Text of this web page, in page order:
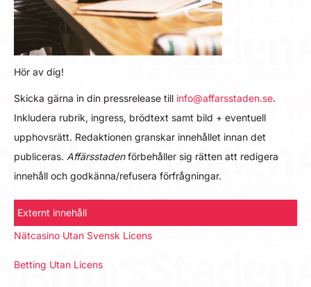
Hör av dig!
Skicka gärna in din pressrelease till info@affarsstaden.se.
Inkludera rubrik, ingress, brödtext samt bild + eventuell
upphovsrätt. Redaktionen granskar innehållet innan det
publiceras. Affärsstadenförbehåller sig rätten att redigera
innehåll och godkänna/refusera förfrågningar.
Externt innehåll
Nätcasino Utan Svensk Licens
Betting Utan Licens